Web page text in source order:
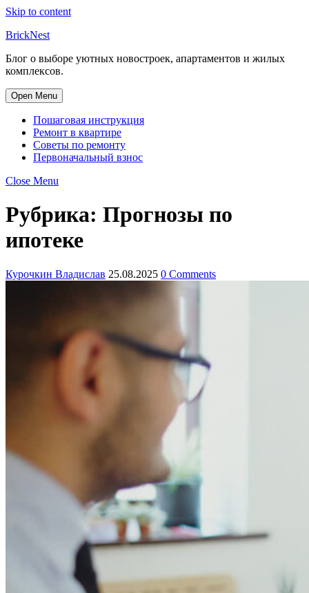
Skip to content
BrickNest
Блог о выборе уютных новостроек, апартаментов и жилых
комплексов.
Open Menu
Пошаговая инструкция
Ремонт в квартире
Советы по ремонту
Первоначальный взнос
Close Menu
Рубрика: Прогнозы по
ипотеке
Курочкин Владислав 25.08.2025 0 Comments